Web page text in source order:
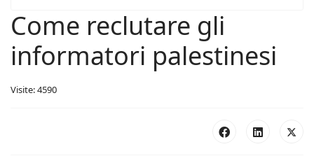
Come reclutare gli
informatori palestinesi
Visite: 4590